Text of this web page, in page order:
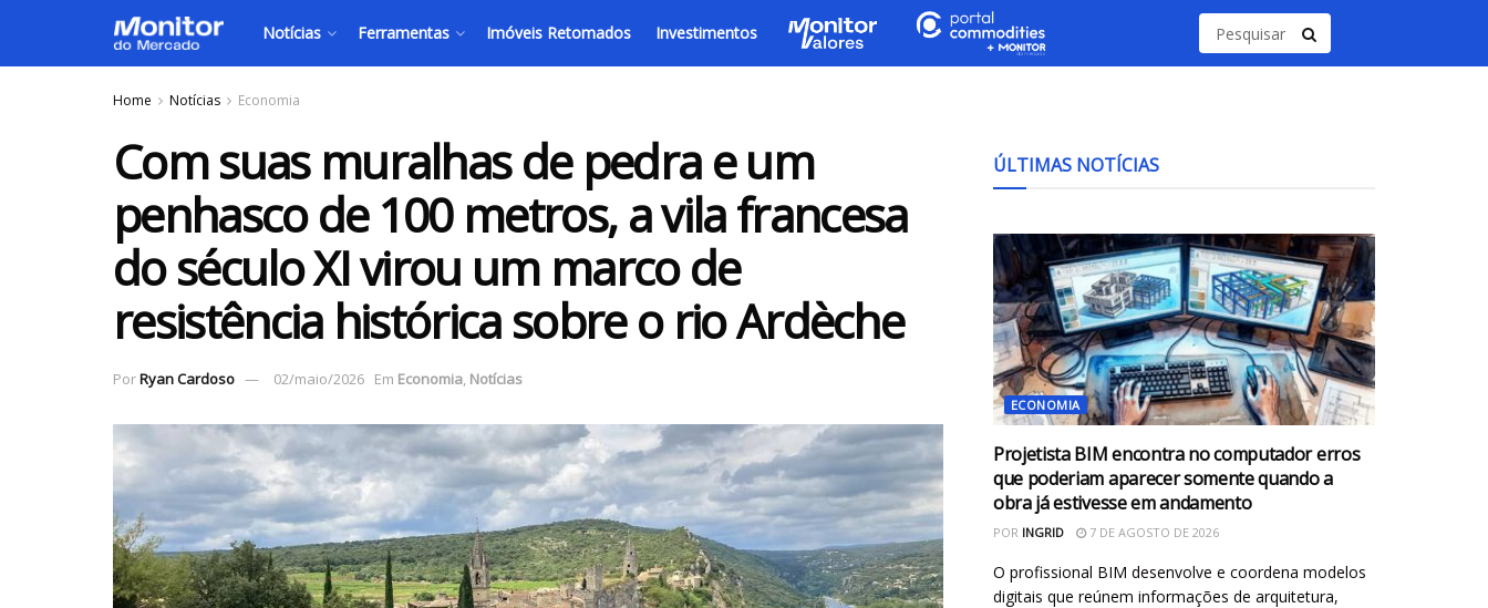
Notícias Ferramentas Imóveis Retomados Investimentos
Home Notícias Economia
Com suas muralhas de pedra e um
penhasco de 100 metros, a vila francesa
do século XI virou um marco de
resistência histórica sobre o rio Ardèche
PorRyan Cardoso 02/maio/2026 Em Economia, Notícias
ÚLTIMAS NOTÍCIAS
ECONOMIA
Projetista BIM encontra no computador erros
que poderiam aparecer somente quando a
obra já estivesse em andamento
POR INGRID 7 DE AGOSTO DE 2026
O profissional BIM desenvolve e coordena modelos
digitais que reúnem informações de arquitetura,